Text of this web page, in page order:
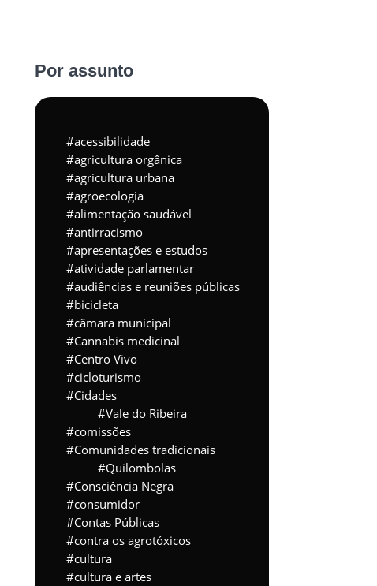
Por assunto
acessibilidade
agricultura orgânica
agricultura urbana
agroecologia
alimentação saudável
antirracismo
apresentações e estudos
atividade parlamentar
audiências e reuniões públicas
bicicleta
câmara municipal
Cannabis medicinal
Centro Vivo
cicloturismo
Cidades
Vale do Ribeira
comissões
Comunidades tradicionais
Quilombolas
Consciência Negra
consumidor
Contas Públicas
contra os agrotóxicos
cultura
cultura e artes